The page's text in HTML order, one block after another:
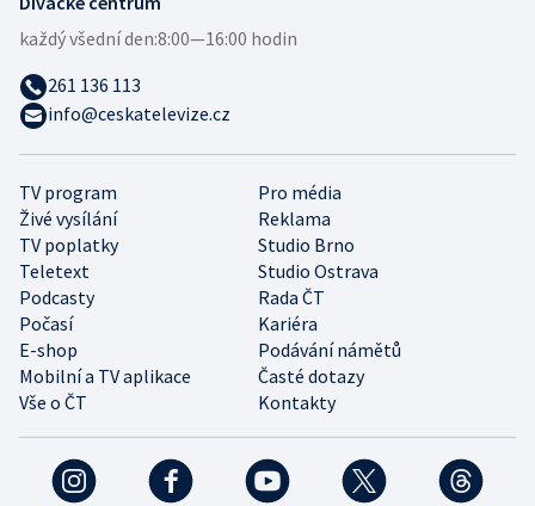
TV program
Pro média
Živé vysílání
Reklama
TV poplatky
Studio Brno
Teletext
Studio Ostrava
Podcasty
Rada ČT
Počasí
Kariéra
E-shop
Podávání námětů
Mobilní a TV aplikace
Časté dotazy
Vše o ČT
Kontakty
každý všední den:8:00—16:00 hodin
261 136 113
info@ceskatelevize.cz